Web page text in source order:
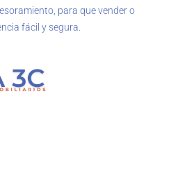
para que vender o
fácil y segura.